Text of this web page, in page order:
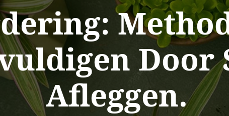
Door
Afleggen.